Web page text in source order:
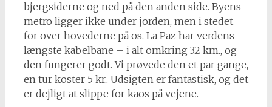
bjergsiderne og ned på den anden side. Byens
metro ligger ikke under jorden, men i stedet
for over hovederne på os. La Paz har verdens
længste kabelbane – i alt omkring 32 km., og
den fungerer godt. Vi prøvede den et par gange,
en tur koster 5 kr.. Udsigten er fantastisk, og det
er dejligt at slippe for kaos på vejene.